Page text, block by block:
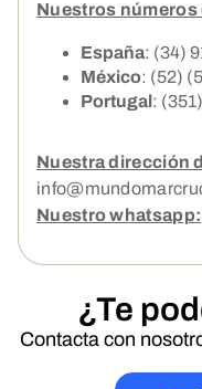
Nuestros números
España: (34)
México: (52)
Portugal:
Nuestra dirección
Nuestro whatsapp:
¿Te
Contacta con